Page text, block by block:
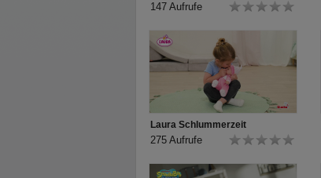
147 Aufrufe
Laura Schlummerzeit
275 Aufrufe